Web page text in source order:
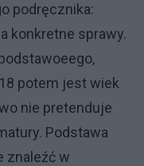
podręcznika:
konkretne sprawy.
potem jest wiek
nie pretenduje
Podstawa
znaleźć w